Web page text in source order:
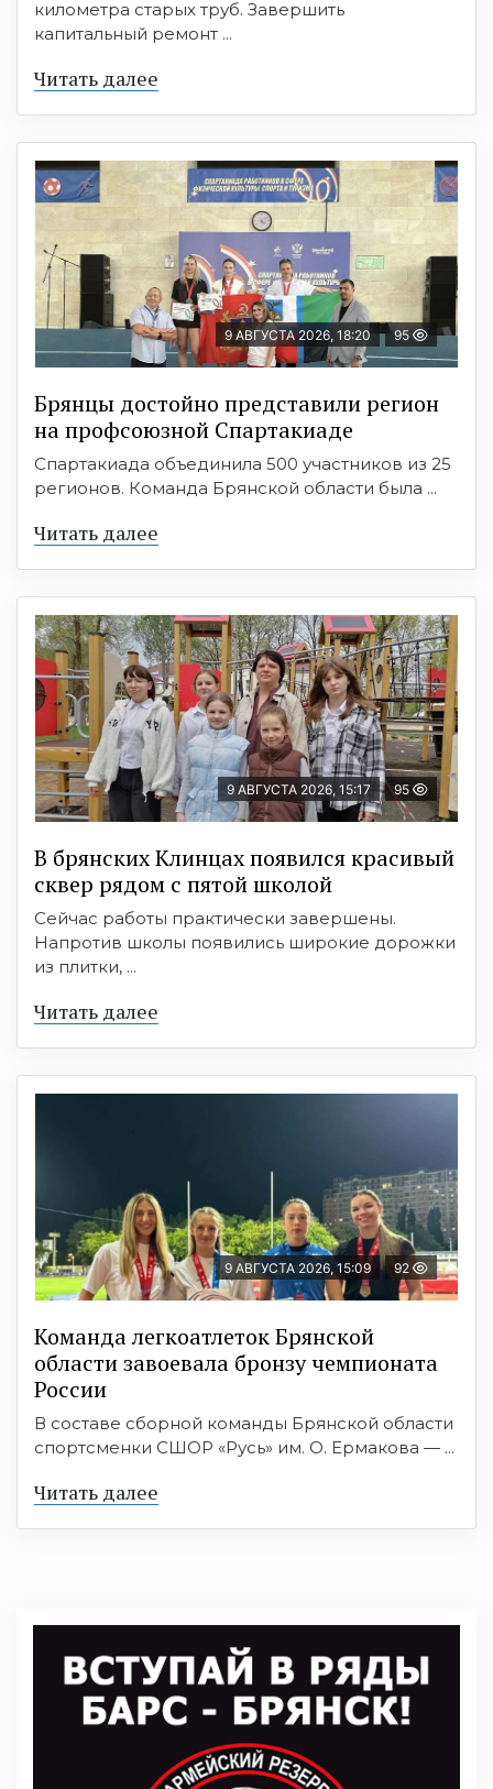
километра старых труб. Завершить
капитальный ремонт ...
Читать далее
9 АВГУСТА 2026, 18:20 95
Брянцы достойно представили регион
на профсоюзной Спартакиаде
Спартакиада объединила 500 участников из 25
регионов. Команда Брянской области была ...
Читать далее
9 АВГУСТА 2026, 15:17 95
В брянских Клинцах появился красивый
сквер рядом с пятой школой
Сейчас работы практически завершены.
Напротив школы появились широкие дорожки
из плитки, ...
Читать далее
9 АВГУСТА 2026, 15:09 92
Команда легкоатлеток Брянской
области завоевала бронзу чемпионата
России
В составе сборной команды Брянской области
спортсменки СШОР «Русь» им. О. Ермакова — ...
Читать далее